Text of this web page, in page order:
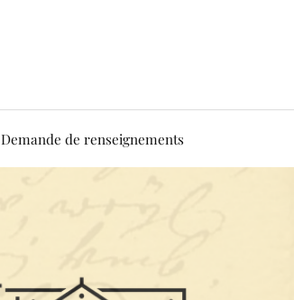
Demande de renseignements